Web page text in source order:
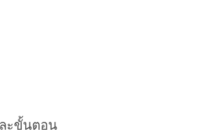
ะขั้นตอน